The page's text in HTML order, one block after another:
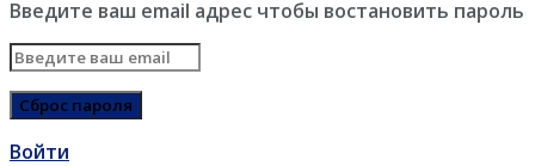
Введите ваш email адрес чтобы востановить пароль
Войти